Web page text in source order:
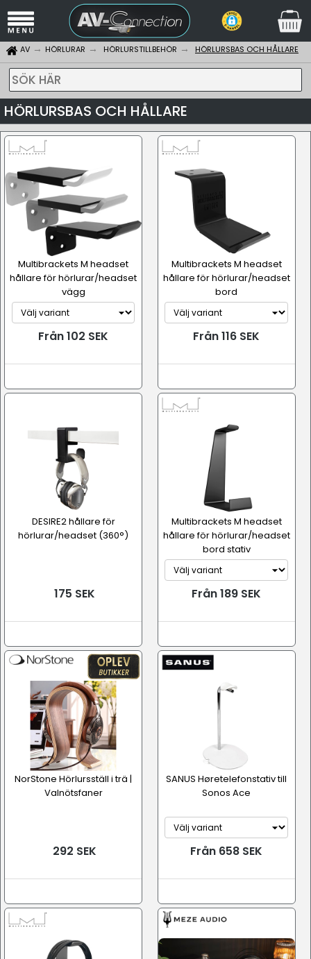
AV HÖRLURAR HÖRLURSTILLBEHÖR HÖRLURSBAS OCH HÅLLARE
SÖK HÄR
HÖRLURSBAS OCH HÅLLARE
Multibrackets M headset
hållare för hörlurar/headset
vägg
Från 102 SEK
Multibrackets M headset
hållare för hörlurar/headset
bord
Från 116 SEK
DESIRE2 hållare för
hörlurar/headset (360°)
175 SEK
Multibrackets M headset
hållare för hörlurar/headset
bord stativ
Från 189 SEK
NorStone Hörlursställ i trä |
Valnötsfaner
292 SEK
SANUS Høretelefonstativ till
Sonos Ace
Från 658 SEK